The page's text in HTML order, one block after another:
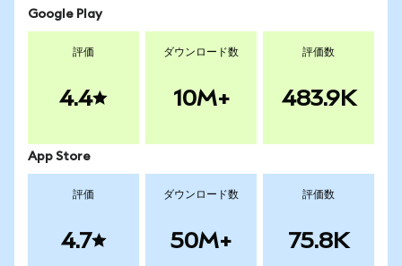
Google Play
評価
4.4
ダウンロード数
10M+
評価数
483.9K
App Store
評価
4.7
ダウンロード数
50M+
評価数
75.8K